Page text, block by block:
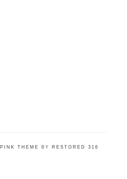
PINK THEME BY RESTORED 316